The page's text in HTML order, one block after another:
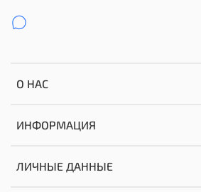
О НАС
ИНФОРМАЦИЯ
ЛИЧНЫЕ ДАННЫЕ